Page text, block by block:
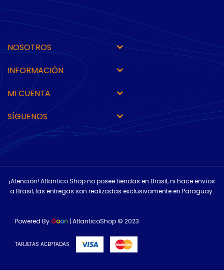
NOSOTROS
INFORMACIÓN
MI CUENTA
SÍGUENOS
¡Atención! Atlantico Shop no posee tiendas en Brasil, ni hace envíos
a Brasil, las entregas son realizadas exclusivamente en Paraguay.
Powered By Goon | AtlanticoShop © 2023
TARJETAS ACEPTADAS